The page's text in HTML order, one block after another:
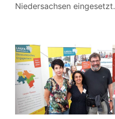
Niedersachsen eingesetzt.